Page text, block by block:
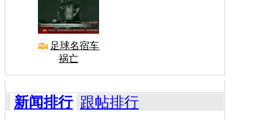
足球名宿车
祸亡
新闻排行 跟帖排行